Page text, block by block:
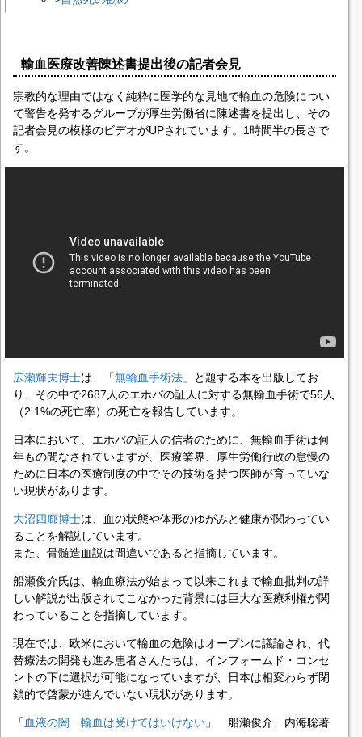
輸血医療改善陳述書提出後の記者会見
宗教的な理由ではなく純粋に医学的な見地で輸血の危険につい
て警告を発するグループが厚生労働省に陳述書を提出し、その
記者会見の模様のビデオがUPされています。1時間半の長さで
す。
広瀬輝夫博士は、「無輸血手術法 」と題する本を出版してお
り、その中で2687人のエホバの証人に対する無輸血手術で56人
（2.1%の死亡率）の死亡を報告しています。
日本において、エホバの証人の信者のために、無輸血手術は何
年もの間なされていますが、医療業界、厚生労働行政の怠慢の
ために日本の医療制度の中でその技術を持つ医師が育っていな
い現状があります。
大沼四廊博士は、血の状態や体形のゆがみと健康が関わってい
ることを解説しています。
また、骨髄造血説は間違いであると指摘しています。
船瀬俊介氏は、輸血療法が始まって以来これまで輸血批判の詳
しい解説が出版されてこなかった背景には巨大な医療利権が関
わっていることを指摘しています。
現在では、欧米において輸血の危険はオープンに議論され、代
替療法の開発も進み患者さんたちは、インフォームド・コンセ
ントの下に選択が可能になっていますが、日本は相変わらず閉
鎖的で啓蒙が進んでいない現状があります。
「 血液の闇 輸血は受けてはいけない 」 船瀬俊介、内海聡著